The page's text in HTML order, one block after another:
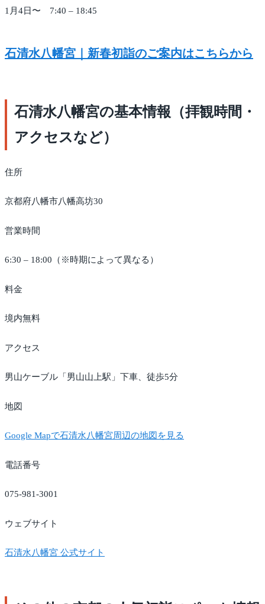
1月4日〜 7:40 – 18:45
石清水八幡宮｜新春初詣のご案内はこちらから
石清水八幡宮の基本情報（拝観時間・
アクセスなど）
住所
京都府八幡市八幡高坊30
営業時間
6:30 – 18:00（※時期によって異なる）
料金
境内無料
アクセス
男山ケーブル「男山山上駅」下車、徒歩5分
地図
Google Mapで石清水八幡宮周辺の地図を見る
電話番号
075-981-3001
ウェブサイト
石清水八幡宮 公式サイト